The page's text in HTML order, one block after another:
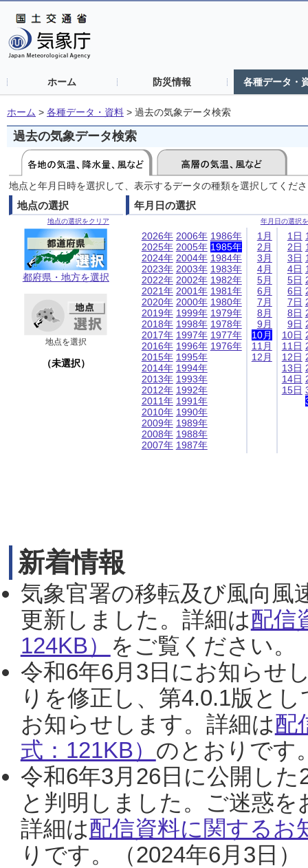
ホーム 防災情報 各種データ・
ホーム > 各種データ・資料 > 過去の気象データ検索
過去の気象データ検索
地点と年月日時を選択して、表示するデータの種類を選択してくだ
地点の選択
地点の選択をクリア
都府県・地方を選択
地点を選択
（未選択）
年月日の選択
年月日の選択
2026年
2025年
2024年
2023年
2022年
2021年
2020年
2019年
2018年
2017年
2016年
2015年
2014年
2013年
2012年
2011年
2010年
2009年
2008年
2007年
2006年
2005年
2004年
2003年
2002年
2001年
2000年
1999年
1998年
1997年
1996年
1995年
1994年
1993年
1992年
1991年
1990年
1989年
1988年
1987年
1986年
1985年
1984年
1983年
1982年
1981年
1980年
1979年
1978年
1977年
1976年
1月
2月
3月
4月
5月
6月
7月
8月
9月
10月
11月
12月
1日
2日
3日
4日
5日
6日
7日
8日
9日
10日
11日
12日
13日
14日
15日
新着情報
気象官署の移転及び風向風
更新しました。詳細は配信
124KB） をご覧ください。
令和6年6月3日にお知らせ
りを修正し、第4.0.1版と
お知らせします。詳細は配
式：121KB） のとおりです
令和6年3月26日に公開し
と判明しました。ご迷惑
詳細は配信資料に関するお
りです。（2024年6月3日）